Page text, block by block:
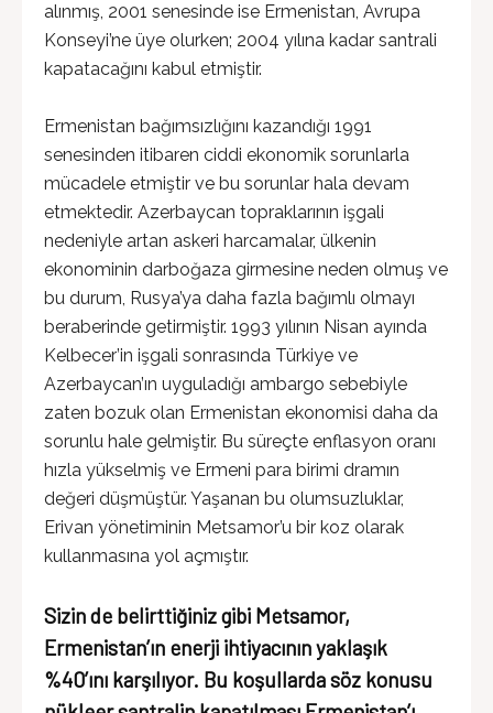
alınmış, 2001 senesinde ise Ermenistan, Avrupa
Konseyi’ne üye olurken; 2004 yılına kadar santrali
kapatacağını kabul etmiştir.
Ermenistan bağımsızlığını kazandığı 1991
senesinden itibaren ciddi ekonomik sorunlarla
mücadele etmiştir ve bu sorunlar hala devam
etmektedir. Azerbaycan topraklarının işgali
nedeniyle artan askeri harcamalar, ülkenin
ekonominin darboğaza girmesine neden olmuş ve
bu durum, Rusya’ya daha fazla bağımlı olmayı
beraberinde getirmiştir. 1993 yılının Nisan ayında
Kelbecer’in işgali sonrasında Türkiye ve
Azerbaycan’ın uyguladığı ambargo sebebiyle
zaten bozuk olan Ermenistan ekonomisi daha da
sorunlu hale gelmiştir. Bu süreçte enflasyon oranı
hızla yükselmiş ve Ermeni para birimi dramın
değeri düşmüştür. Yaşanan bu olumsuzluklar,
Erivan yönetiminin Metsamor’u bir koz olarak
kullanmasına yol açmıştır.
Sizin de belirttiğiniz gibi Metsamor,
Ermenistan’ın enerji ihtiyacının yaklaşık
%40’ını karşılıyor. Bu koşullarda söz konusu